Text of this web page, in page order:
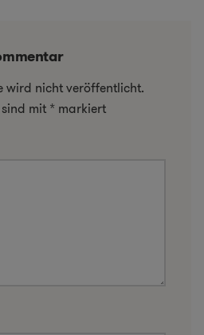
wird nicht veröffentlicht.
mit * markiert